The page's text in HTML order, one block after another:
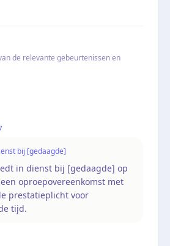
de relevante gebeurtenissen en
bij [gedaagde]
in dienst bij [gedaagde] op
oproepovereenkomst met
prestatieplicht voor
tijd.